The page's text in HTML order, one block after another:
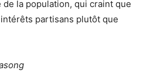
la population, qui craint que
partisans plutôt que